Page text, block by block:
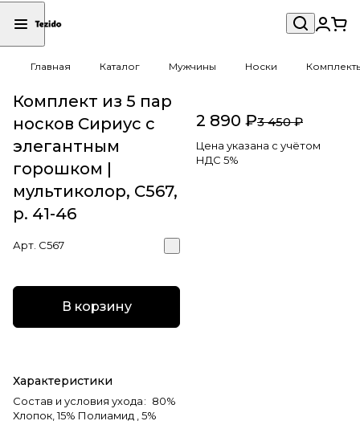
Главная Каталог Мужчины Носки
Комплект из 5 пар
носков Сириус с
элегантным
горошком |
мультиколор, С567,
р. 41-46
Арт. С567
В корзину
Характеристики
Состав и условия ухода: 80%
Хлопок, 15% Полиамид , 5%
2 890 ₽3 450 ₽
Цена указана с учётом
НДС 5%